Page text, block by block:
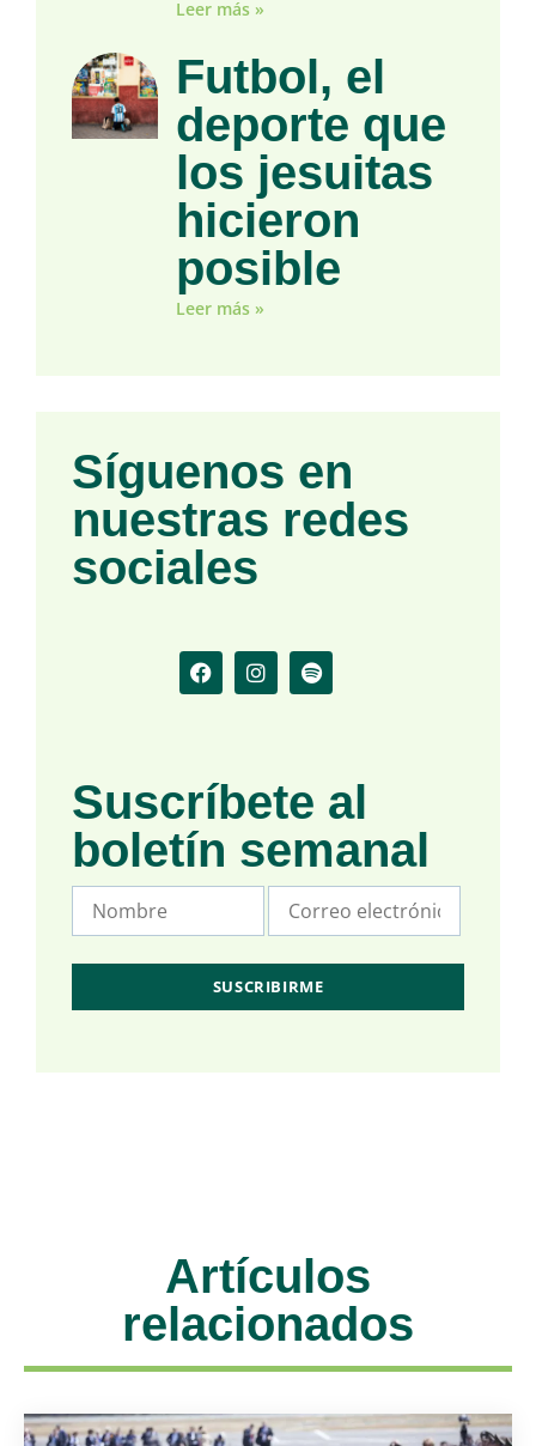
Leer más »
Futbol, el
deporte que
los jesuitas
hicieron
posible
Leer más »
Síguenos en
nuestras redes
sociales
Suscríbete al
boletín semanal
Artículos
relacionados